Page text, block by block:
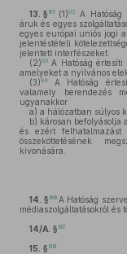
13. § 91 (1)92
A Hatóság
áruk és egyes
egyes európai uniós jogi
jelentéstételi
jelentett interfészeket.
(2)93 A Hatóság értesíti
amelyeket a nyilvános
(3)94
A Hatóság
valamely berendezés
ugyanakkor
a) a hálózatban súlyos
b) károsan befolyásolja
és ezért felhatalmazást
összeköttetésének
kivonására.
14. § 96 A Hatóság
médiaszolgáltatásokról és
14/A. § 97
15. § 98